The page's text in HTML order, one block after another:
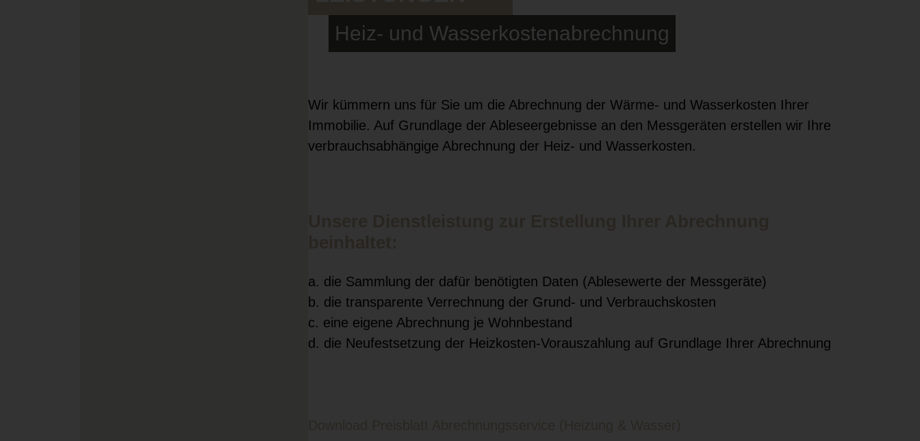
Heiz- und Wasserkostenabrechnung
Wir kümmern uns für Sie um die Abrechnung der Wärme- und Wasserkosten Ihrer
Immobilie. Auf Grundlage der Ableseergebnisse an den Messgeräten erstellen wir Ihre
verbrauchsabhängige Abrechnung der Heiz- und Wasserkosten.
a. die Sammlung der dafür benötigten Daten (Ablesewerte der Messgeräte)
b. die transparente Verrechnung der Grund- und Verbrauchskosten
c. eine eigene Abrechnung je Wohnbestand
d. die Neufestsetzung der Heizkosten-Vorauszahlung auf Grundlage Ihrer Abrechnung